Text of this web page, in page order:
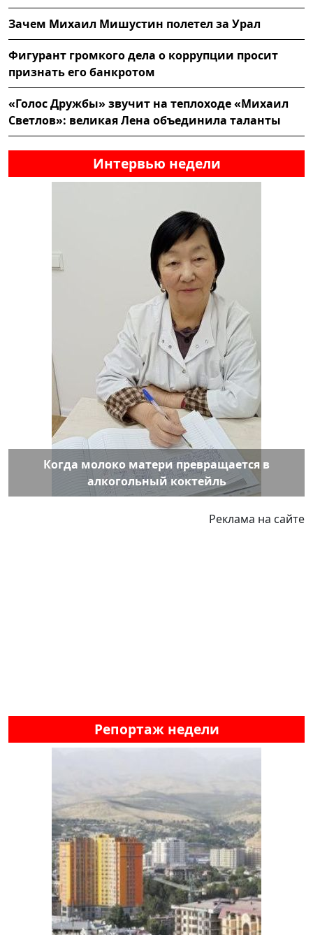
Зачем Михаил Мишустин полетел за Урал
Фигурант громкого дела о коррупции просит
признать его банкротом
«Голос Дружбы» звучит на теплоходе «Михаил
Светлов»: великая Лена объединила таланты
Интервью недели
Когда молоко матери превращается в
алкогольный коктейль
Реклама на сайте
Репортаж недели